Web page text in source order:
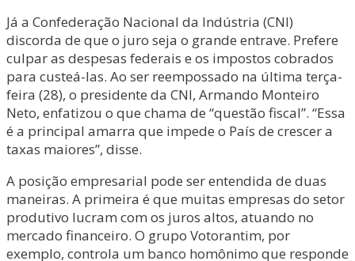
Já a Confederação Nacional da Indústria (CNI)
discorda de que o juro seja o grande entrave. Prefere
culpar as despesas federais e os impostos cobrados
para custeá-las. Ao ser reempossado na última terça-
feira (28), o presidente da CNI, Armando Monteiro
Neto, enfatizou o que chama de “questão fiscal”. “Essa
é a principal amarra que impede o País de crescer a
taxas maiores”, disse.
A posição empresarial pode ser entendida de duas
maneiras. A primeira é que muitas empresas do setor
produtivo lucram com os juros altos, atuando no
mercado financeiro. O grupo Votorantim, por
exemplo, controla um banco homônimo que responde